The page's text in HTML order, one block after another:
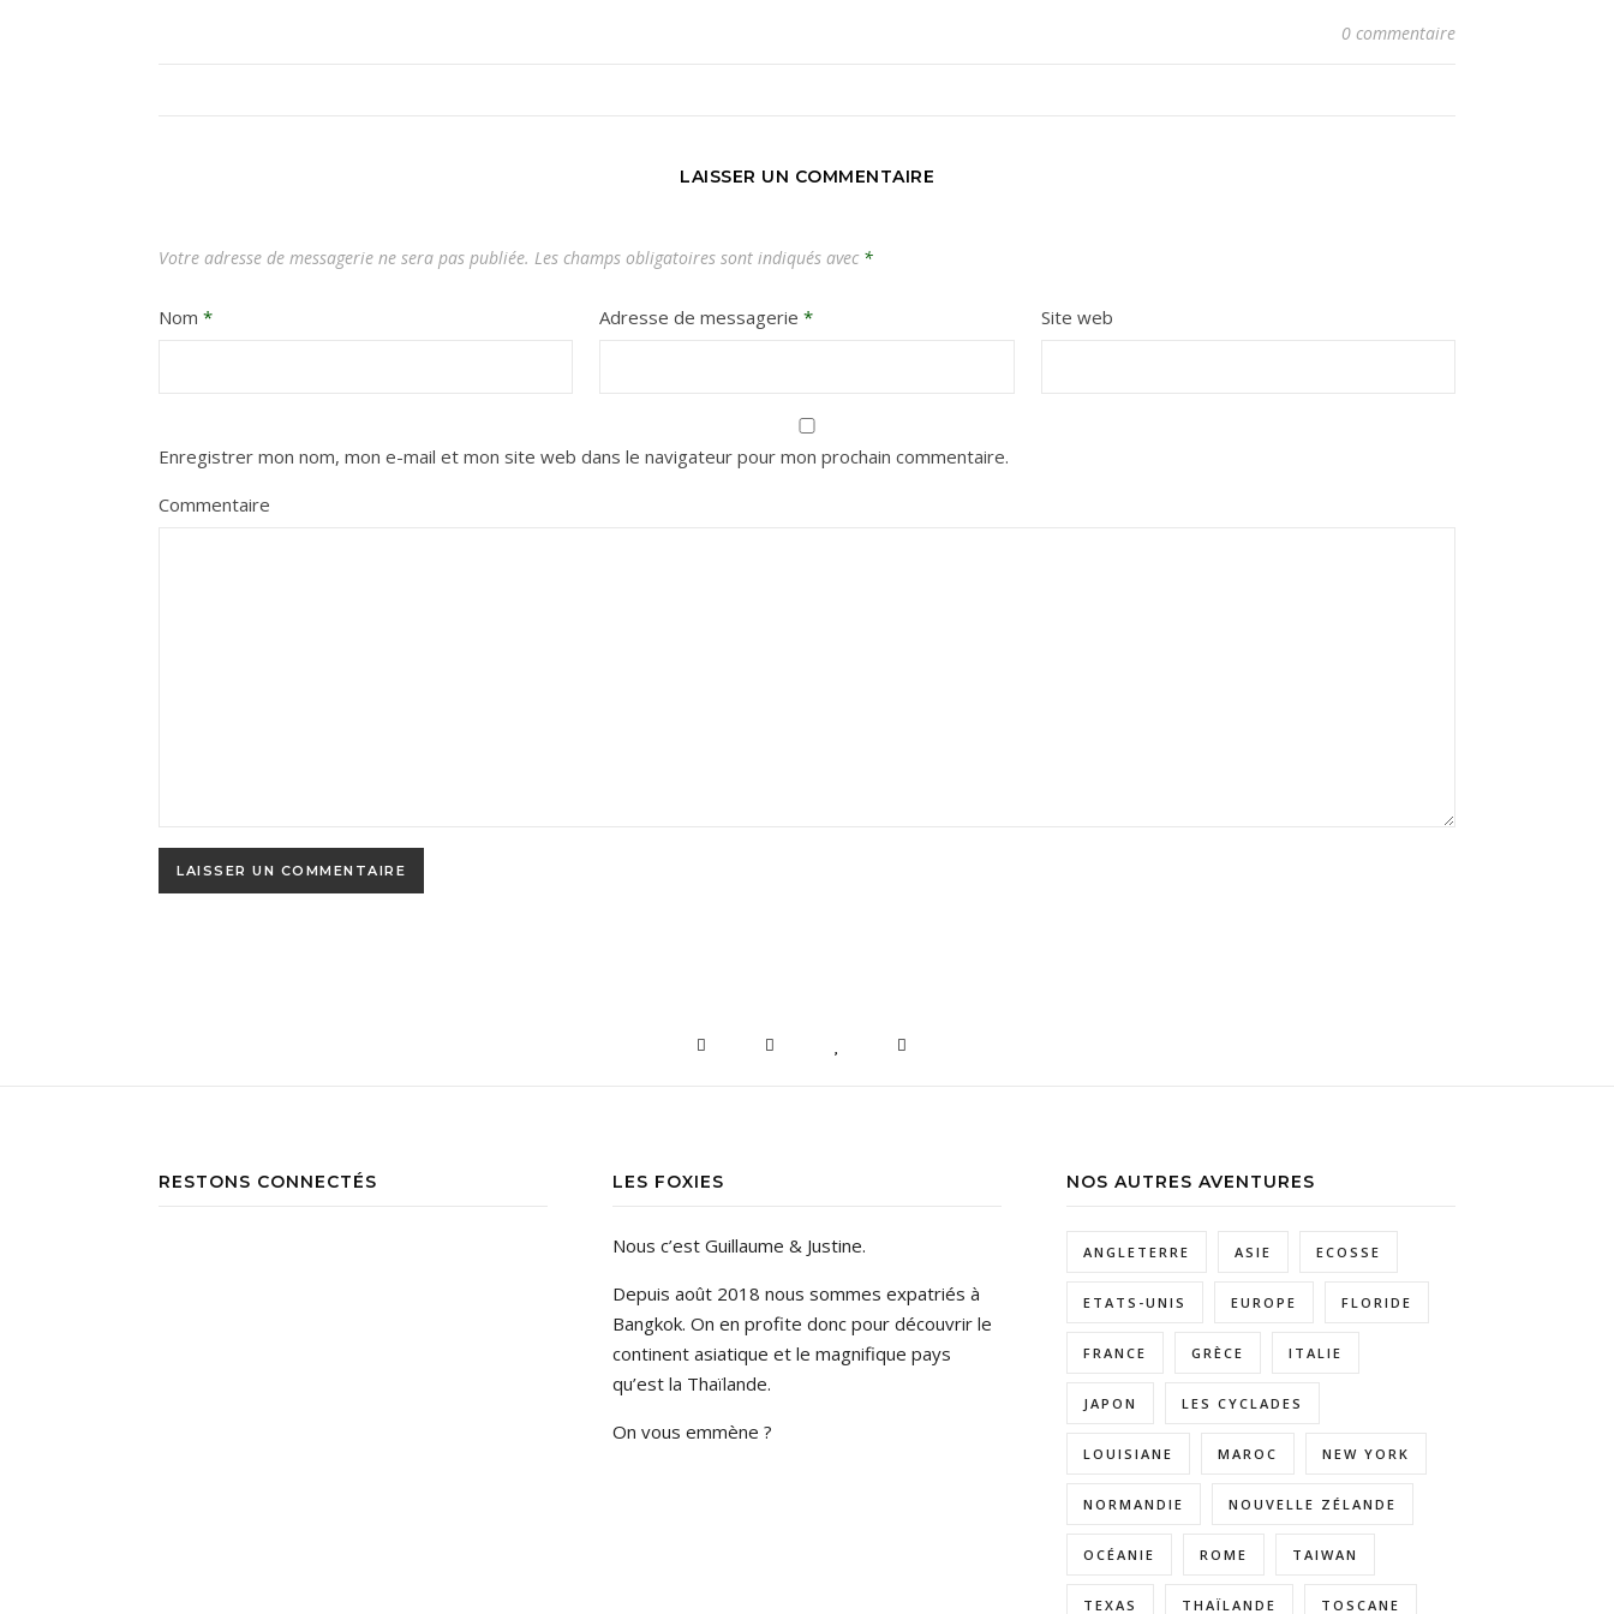
0 commentaire
LAISSER UN COMMENTAIRE
Votre adresse de messagerie ne sera pas publiée. Les champs obligatoires sont indiqués avec *
Nom * Adresse de messagerie* Site web
Enregistrer mon nom, mon e-mail et mon site web dans le navigateur pour mon prochain commentaire.
Commentaire
RESTONS CONNECTÉS LES FOXIES
Nous c’est Guillaume & Justine.
Depuis août 2018 nous sommes expatriés à
Bangkok. On en profite donc pour découvrir le
continent asiatique et le magnifique pays
qu’est la Thaïlande.
On vous emmène ?
NOS AUTRES AVENTURES
ANGLETERRE ASIE ECOSSE
ETATS-UNIS EUROPE FLORIDE
FRANCE GRÈCE ITALIE
JAPON LES CYCLADES
LOUISIANE MAROC NEW YORK
NORMANDIE NOUVELLE ZÉLANDE
OCÉANIE ROME TAIWAN
TEXAS THAÏLANDE TOSCANE